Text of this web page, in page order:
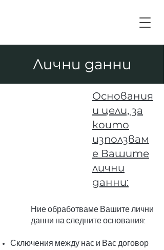
Лични данни
Основания
и цели, за
които
използвам
е Вашите
лични
данни:
Ние обработваме Вашите лични
данни на следните основания:
Сключения между нас и Вас договор